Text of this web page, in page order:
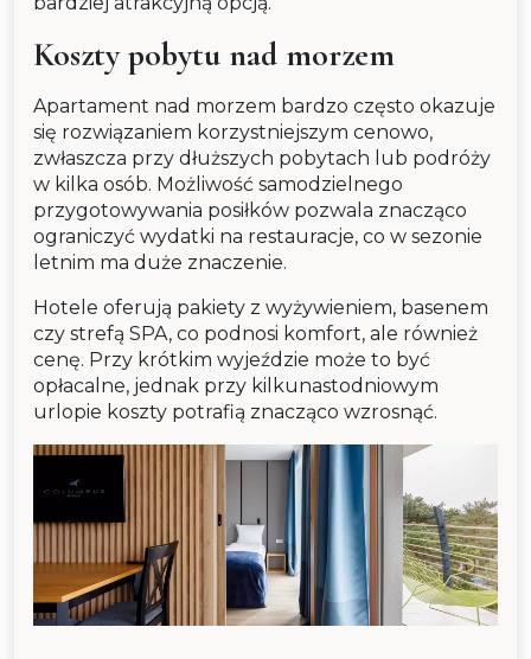
Koszty pobytu nad morzem
Apartament nad morzem bardzo często okazuje
się rozwiązaniem korzystniejszym cenowo,
zwłaszcza przy dłuższych pobytach lub podróży
w kilka osób. Możliwość samodzielnego
przygotowywania posiłków pozwala znacząco
ograniczyć wydatki na restauracje, co w sezonie
letnim ma duże znaczenie.
Hotele oferują pakiety z wyżywieniem, basenem
czy strefą SPA, co podnosi komfort, ale również
cenę. Przy krótkim wyjeździe może to być
opłacalne, jednak przy kilkunastodniowym
urlopie koszty potrafią znacząco wzrosnąć.